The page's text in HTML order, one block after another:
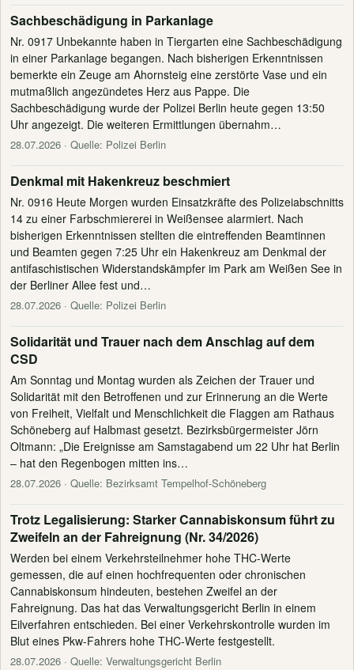
Sachbeschädigung in Parkanlage
Nr. 0917 Unbekannte haben in Tiergarten eine Sachbeschädigung
in einer Parkanlage begangen. Nach bisherigen Erkenntnissen
bemerkte ein Zeuge am Ahornsteig eine zerstörte Vase und ein
mutmaßlich angezündetes Herz aus Pappe. Die
Sachbeschädigung wurde der Polizei Berlin heute gegen 13:50
Uhr angezeigt. Die weiteren Ermittlungen übernahm…
28.07.2026 · Quelle: Polizei Berlin
Denkmal mit Hakenkreuz beschmiert
Nr. 0916 Heute Morgen wurden Einsatzkräfte des Polizeiabschnitts
14 zu einer Farbschmiererei in Weißensee alarmiert. Nach
bisherigen Erkenntnissen stellten die eintreffenden Beamtinnen
und Beamten gegen 7:25 Uhr ein Hakenkreuz am Denkmal der
antifaschistischen Widerstandskämpfer im Park am Weißen See in
der Berliner Allee fest und…
28.07.2026 · Quelle: Polizei Berlin
Solidarität und Trauer nach dem Anschlag auf dem
CSD
Am Sonntag und Montag wurden als Zeichen der Trauer und
Solidarität mit den Betroffenen und zur Erinnerung an die Werte
von Freiheit, Vielfalt und Menschlichkeit die Flaggen am Rathaus
Schöneberg auf Halbmast gesetzt. Bezirksbürgermeister Jörn
Oltmann: „Die Ereignisse am Samstagabend um 22 Uhr hat Berlin
– hat den Regenbogen mitten ins…
28.07.2026 · Quelle: Bezirksamt Tempelhof-Schöneberg
Trotz Legalisierung: Starker Cannabiskonsum führt zu
Zweifeln an der Fahreignung (Nr. 34/2026)
Werden bei einem Verkehrsteilnehmer hohe THC-Werte
gemessen, die auf einen hochfrequenten oder chronischen
Cannabiskonsum hindeuten, bestehen Zweifel an der
Fahreignung. Das hat das Verwaltungsgericht Berlin in einem
Eilverfahren entschieden. Bei einer Verkehrskontrolle wurden im
Blut eines Pkw-Fahrers hohe THC-Werte festgestellt.
28.07.2026 · Quelle: Verwaltungsgericht Berlin